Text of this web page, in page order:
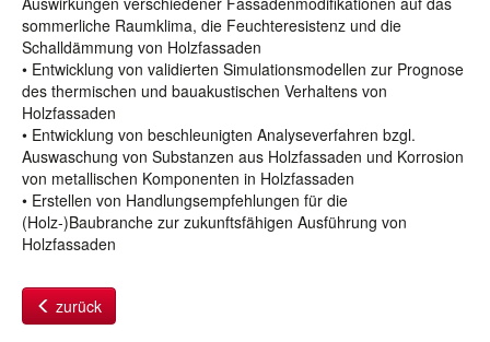
sommerliche Raumklima, die Feuchteresistenz und die
Schalldämmung von Holzfassaden
• Entwicklung von validierten Simulationsmodellen zur Prognose
des thermischen und bauakustischen Verhaltens von
Holzfassaden
• Entwicklung von beschleunigten Analyseverfahren bzgl.
Auswaschung von Substanzen aus Holzfassaden und Korrosion
von metallischen Komponenten in Holzfassaden
• Erstellen von Handlungsempfehlungen für die
(Holz-)Baubranche zur zukunftsfähigen Ausführung von
Holzfassaden
zurück